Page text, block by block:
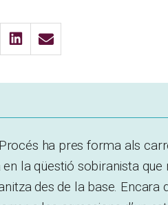
ha pres forma als
en la qüestió sobiranista
des de la base. Encara